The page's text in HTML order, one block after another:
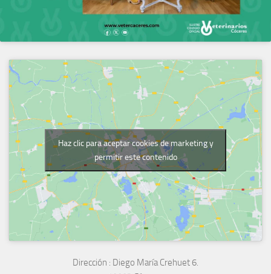
Haz clic para aceptar cookies de marketing y
permitir este contenido
Dirección : Diego María Crehuet 6.